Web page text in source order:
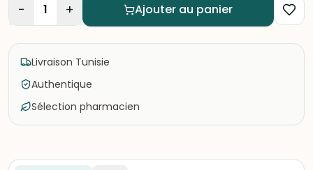
− 1 + Ajouter au panier
Livraison Tunisie
Authentique
Sélection pharmacien